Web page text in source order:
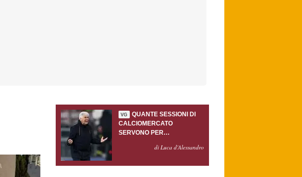
VG
QUANTE SESSIONI DI
CALCIOMERCATO
SERVONO PER
GASPERINI?di Luca d'Alessandro